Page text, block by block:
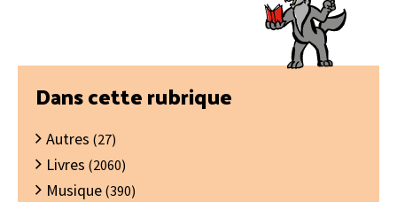
Barre
latérale
principale
Dans cette rubrique
Autres (27)
Livres (2060)
Musique (390)